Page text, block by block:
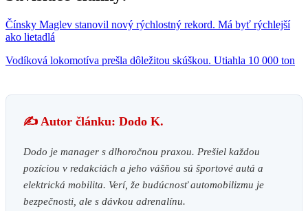
Čínsky Maglev stanovil nový rýchlostný rekord. Má byť rýchlejší
ako lietadlá
Vodíková lokomotíva prešla dôležitou skúškou. Utiahla 10 000 ton
✍️ Autor článku: Dodo K.
Dodo je manager s dlhoročnou praxou. Prešiel každou
pozíciou v redakciách a jeho vášňou sú športové autá a
elektrická mobilita. Verí, že budúcnosť automobilizmu je
bezpečnosti, ale s dávkou adrenalínu.